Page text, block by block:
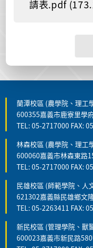
請表.pdf
蘭潭校區 (農學院、理工
600355嘉義市鹿寮里學
TEL: 05-2717000 FAX:
林森校區 (農學院、理工
600060嘉義市林森東路
TEL: 05-2717000 FAX:
民雄校區 (師範學院、人
621302嘉義縣民雄鄉文
TEL: 05-2263411 FAX:
新民校區 (管理學院、獸
600023嘉義市新民路